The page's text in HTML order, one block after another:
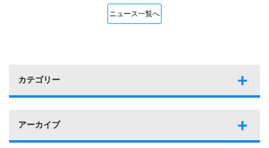
ニュース一覧へ
カテゴリー
アーカイブ